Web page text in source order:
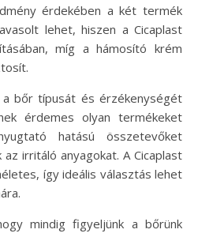
érdekében a két termék
lehet, hiszen a Cicaplast
míg a hámosító krém
bőr típusát és érzékenységét
érdemes olyan termékeket
hatású összetevőket
irritáló anyagokat. A Cicaplast
így ideális választás lehet
mindig figyeljünk a bőrünk